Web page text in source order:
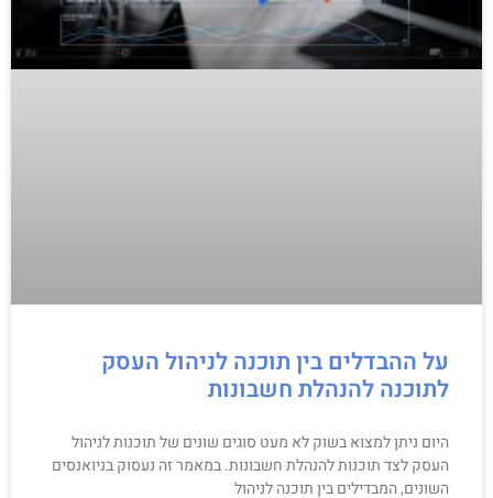
על ההבדלים בין תוכנה לניהול העסק
לתוכנה להנהלת חשבונות
היום ניתן למצוא בשוק לא מעט סוגים שונים של תוכנות לניהול
העסק לצד תוכנות להנהלת חשבונות. במאמר זה נעסוק בניואנסים
השונים, המבדילים בין תוכנה לניהול